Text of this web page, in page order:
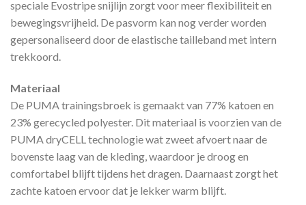
speciale Evostripe snijlijn zorgt voor meer flexibiliteit en
bewegingsvrijheid. De pasvorm kan nog verder worden
gepersonaliseerd door de elastische tailleband met intern
trekkoord.
Materiaal
De PUMA trainingsbroek is gemaakt van 77% katoen en
23% gerecycled polyester. Dit materiaal is voorzien van de
PUMA dryCELL technologie wat zweet afvoert naar de
bovenste laag van de kleding, waardoor je droog en
comfortabel blijft tijdens het dragen. Daarnaast zorgt het
zachte katoen ervoor dat je lekker warm blijft.